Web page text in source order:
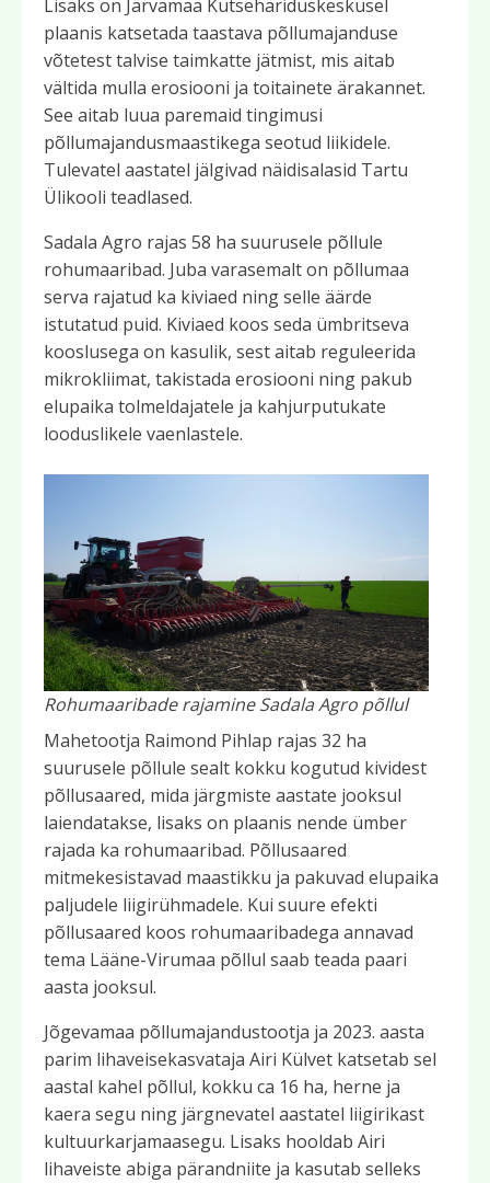
Lisaks on Järvamaa Kutsehariduskeskusel
plaanis katsetada taastava põllumajanduse
võtetest talvise taimkatte jätmist, mis aitab
vältida mulla erosiooni ja toitainete ärakannet.
See aitab luua paremaid tingimusi
põllumajandusmaastikega seotud liikidele.
Tulevatel aastatel jälgivad näidisalasid Tartu
Ülikooli teadlased.
Sadala Agro rajas 58 ha suurusele põllule
rohumaaribad. Juba varasemalt on põllumaa
serva rajatud ka kiviaed ning selle äärde
istutatud puid. Kiviaed koos seda ümbritseva
kooslusega on kasulik, sest aitab reguleerida
mikrokliimat, takistada erosiooni ning pakub
elupaika tolmeldajatele ja kahjurputukate
looduslikele vaenlastele.
Rohumaaribade rajamine Sadala Agro põllul
Mahetootja Raimond Pihlap rajas 32 ha
suurusele põllule sealt kokku kogutud kividest
põllusaared, mida järgmiste aastate jooksul
laiendatakse, lisaks on plaanis nende ümber
rajada ka rohumaaribad. Põllusaared
mitmekesistavad maastikku ja pakuvad elupaika
paljudele liigirühmadele. Kui suure efekti
põllusaared koos rohumaaribadega annavad
tema Lääne-Virumaa põllul saab teada paari
aasta jooksul.
Jõgevamaa põllumajandustootja ja 2023. aasta
parim lihaveisekasvataja Airi Külvet katsetab sel
aastal kahel põllul, kokku ca 16 ha, herne ja
kaera segu ning järgnevatel aastatel liigirikast
kultuurkarjamaasegu. Lisaks hooldab Airi
lihaveiste abiga pärandniite ja kasutab selleks